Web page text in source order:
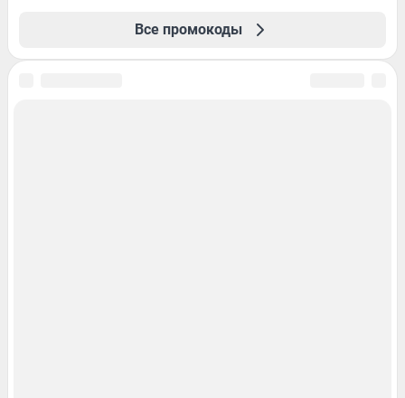
Все промокоды